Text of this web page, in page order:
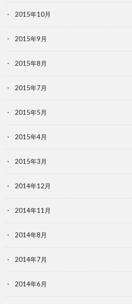
2015年10月
2015年9月
2015年8月
2015年7月
2015年5月
2015年4月
2015年3月
2014年12月
2014年11月
2014年8月
2014年7月
2014年6月